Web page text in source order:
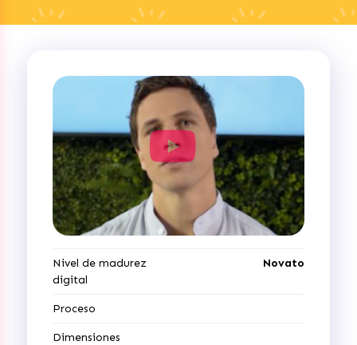
Nivel de madurez
digital
Novato
Proceso
Dimensiones